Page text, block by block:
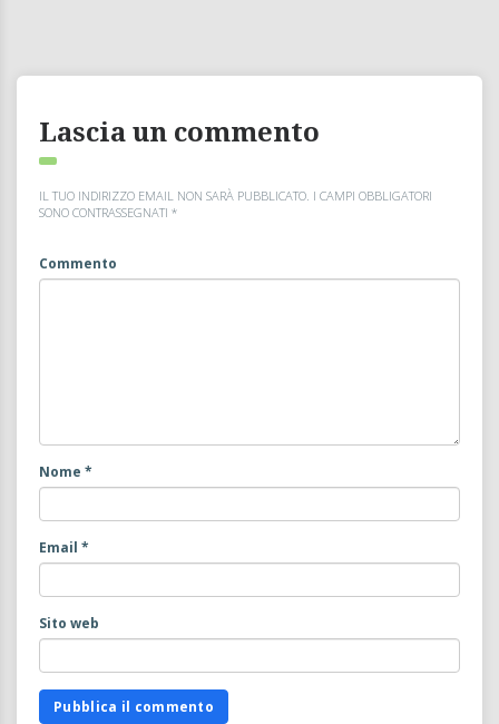
Lascia un commento
IL TUO INDIRIZZO EMAIL NON SARÀ PUBBLICATO. I CAMPI OBBLIGATORI
SONO CONTRASSEGNATI *
Commento
Nome *
Email *
Sito web